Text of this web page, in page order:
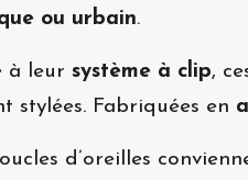
ou urbain.
à leur système à clip,
stylées. Fabriquées en
d’oreilles